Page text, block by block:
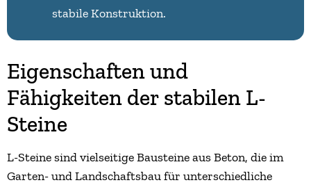
stabile Konstruktion.
Eigenschaften und
Fähigkeiten der stabilen L-
Steine
L-Steine sind vielseitige Bausteine aus Beton, die im
Garten- und Landschaftsbau für unterschiedliche